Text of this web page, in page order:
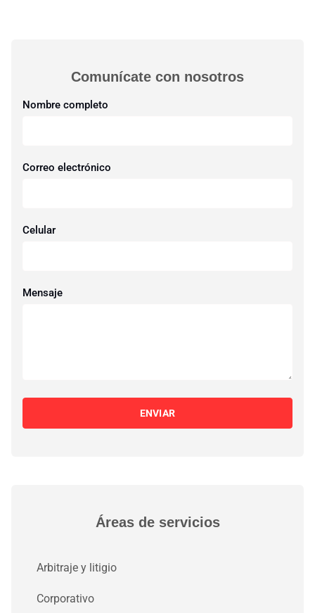
Comunícate con nosotros​
Nombre completo
Correo electrónico
Celular
Mensaje
ENVIAR
Áreas de servicios
Arbitraje y litigio
Corporativo